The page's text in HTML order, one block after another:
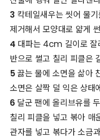
3 칵테일새우는 씻어 물
제거해서 모양대로 얇게
4 대파는 4cm 길이로 잘
반으로 썰고 칠리 피클은
5끓는 물에 소면을 삶아
소면은 살짝 덜 익은 상태
6 달군 팬에 올리브유를
칠리 피클을 넣고 볶아 매
관자를 넣고 볶다가 소금